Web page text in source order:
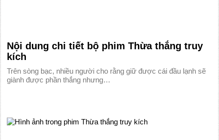
Nội dung chi tiết bộ phim Thừa thắng truy
kích
Trên sòng bạc, nhiều người cho rằng giữ được cái đầu lạnh sẽ
giành được phần thắng nhưng…